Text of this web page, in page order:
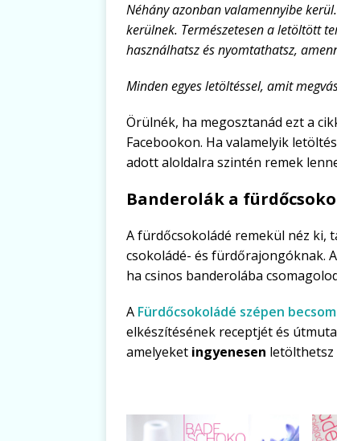
Néhány azonban valamennyibe
kerülnek. Természetesen a letöltött
használhatsz és nyomtathatsz,
Minden egyes letöltéssel, amit
Örülnék, ha megosztanád ezt a
Facebookon. Ha valamelyik
adott aloldalra szintén remek
Banderolák a
A fürdőcsokoládé remekül néz ki,
csokoládé- és fürdőrajongóknak.
ha csinos banderolába
A Fürdőcsokoládé szépen
elkészítésének receptjét és
amelyeket ingyenesen letölthetsz